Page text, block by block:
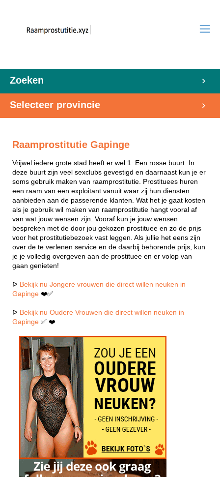
Zoeken
Selecteer provincie
Raamprostitutie Gapinge
Vrijwel iedere grote stad heeft er wel 1: Een rosse buurt. In
deze buurt zijn veel sexclubs gevestigd en daarnaast kun je er
soms gebruik maken van raamprostitutie. Prostituees huren
een raam van een exploitant vanuit waar zij hun diensten
aanbieden aan de passerende klanten. Wat het je gaat kosten
als je gebruik wil maken van raamprostitutie hangt vooral af
van wat jouw wensen zijn. Vooraf kun je jouw wensen
bespreken met de door jou gekozen prostituee en zo de prijs
voor het prostitutiebezoek vast leggen. Als jullie het eens zijn
over de te verlenen service en de daarbij behorende prijs, kun
je je volledig overgeven aan de prostituee en er volop van
gaan genieten!
ᐅ Bekijk nu Jongere vrouwen die direct willen neuken in
Gapinge ❤️✅
ᐅ Bekijk nu Oudere Vrouwen die direct willen neuken in
Gapinge ✅ ❤️